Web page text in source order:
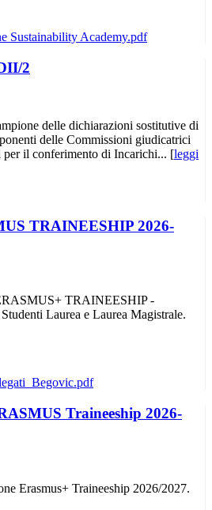
2
delle dichiarazioni sostitutive di
delle Commissioni giudicatrici
per il conferimento di Incarichi... [leggi
TRAINEESHIP 2026-
TRAINEESHIP -
Laurea e Laurea Magistrale.
Traineeship 2026-
Erasmus+ Traineeship 2026/2027.